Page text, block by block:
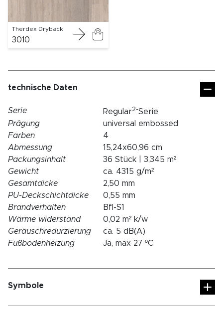
Therdex Dryback
3010
technische Daten
Serie Regular2-Serie
Prägung
universal embossed
Farben
4
Abmessung
15,24x60,96 cm
Packungsinhalt
36 Stück | 3,345 m²
Gewicht
ca. 4315 g/m²
Gesamtdicke
2,50 mm
PU-Deckschichtdicke
0,55 mm
Brandverhalten
Bfl-S1
Wärme widerstand
0,02 m² k/w
Geräuschredurzierung
ca. 5 dB(A)
Fußbodenheizung
Ja, max 27 ºC
Symbole